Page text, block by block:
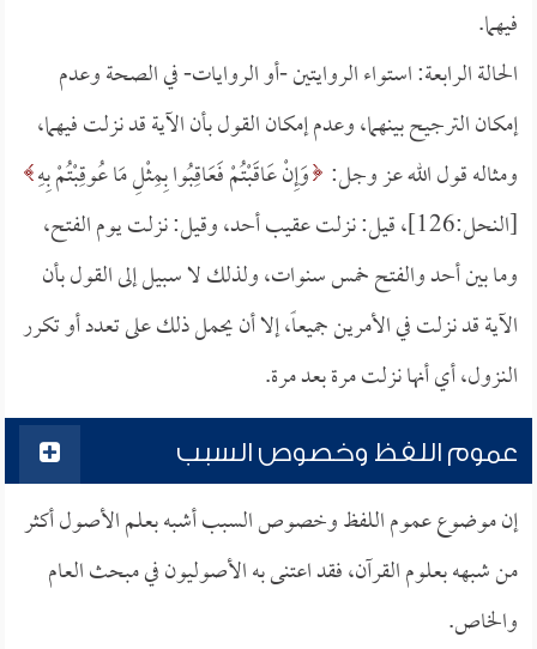
فيهما.
الحالة الرابعة: استواء الروايتين -أو الروايات- في الصحة وعدم
إمكان الترجيح بينهما، وعدم إمكان القول بأن الآية قد نزلت فيهما،
ومثاله قول الله عز وجل: وَإِنْ عَاقَبْتُمْ فَعَاقِبُوا بِمِثْلِ مَا عُوقِبْتُمْ بِهِ
[النحل:126]، قيل: نزلت عقيب أحد، وقيل: نزلت يوم الفتح،
وما بين أحد والفتح خمس سنوات، ولذلك لا سبيل إلى القول بأن
الآية قد نزلت في الأمرين جميعاً، إلا أن يحمل ذلك على تعدد أو تكرر
النزول، أي أنها نزلت مرة بعد مرة.
عموم اللفظ وخصوص السبب
إن موضوع عموم اللفظ وخصوص السبب أشبه بعلم الأصول أكثر
من شبهه بعلوم القرآن، فقد اعتنى به الأصوليون في مبحث العام
والخاص.